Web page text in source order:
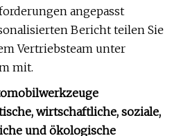
angepasst
Bericht teilen Sie
Vertriebsteam unter
mit.
wirtschaftliche, soziale,
und ökologische